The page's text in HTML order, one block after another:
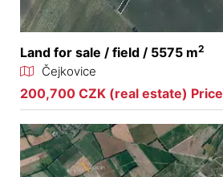
Land for sale / field / 5575 m2
Čejkovice
200,700 CZK (real estate) Price